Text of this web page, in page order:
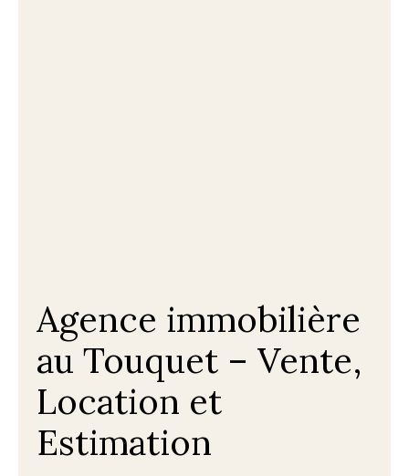
Agence immobilière
au Touquet – Vente,
Location et
Estimation